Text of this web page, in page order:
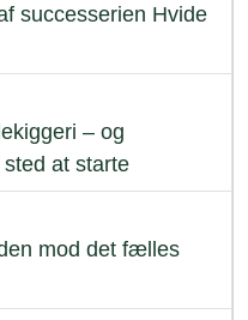
successerien Hvide
– og
at starte
mod det fælles